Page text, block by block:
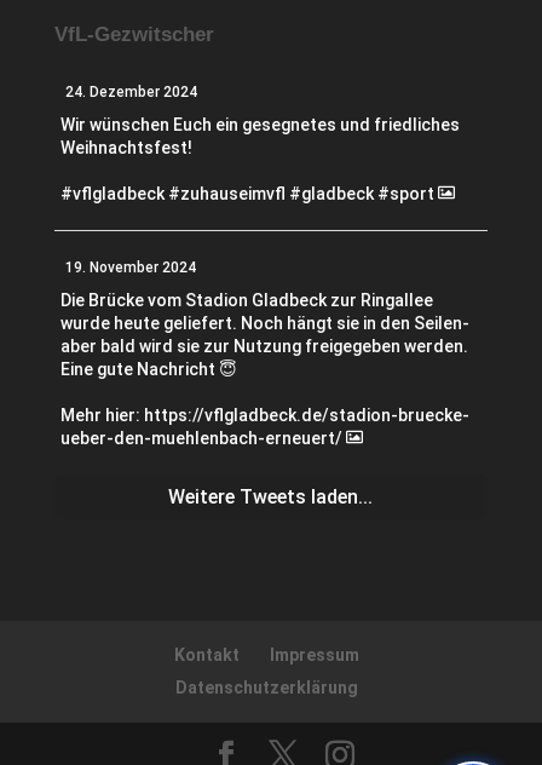
VfL-Gezwitscher
24. Dezember 2024
Wir wünschen Euch ein gesegnetes und friedliches
Weihnachtsfest!
#vflgladbeck #zuhauseimvfl #gladbeck #sport
19. November 2024
Die Brücke vom Stadion Gladbeck zur Ringallee
wurde heute geliefert. Noch hängt sie in den Seilen-
aber bald wird sie zur Nutzung freigegeben werden.
Eine gute Nachricht 😇
Mehr hier: https://vflgladbeck.de/stadion-bruecke-
ueber-den-muehlenbach-erneuert/
Weitere Tweets laden...
Kontakt
Impressum
Datenschutzerklärung